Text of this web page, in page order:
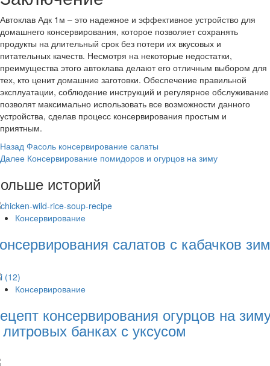
Автоклав Адк 1м – это надежное и эффективное устройство для
домашнего консервирования, которое позволяет сохранять
продукты на длительный срок без потери их вкусовых и
питательных качеств. Несмотря на некоторые недостатки,
преимущества этого автоклава делают его отличным выбором для
тех, кто ценит домашние заготовки. Обеспечение правильной
эксплуатации, соблюдение инструкций и регулярное обслуживание
позволят максимально использовать все возможности данного
устройства, сделав процесс консервирования простым и
приятным.
Post
Navigation
Назад Фасоль консервирование салаты
Далее Консервирование помидоров и огурцов на зиму
историй
Консервирование
салатов с кабачков
Консервирование
консервирования огурцов на
банках с уксусом